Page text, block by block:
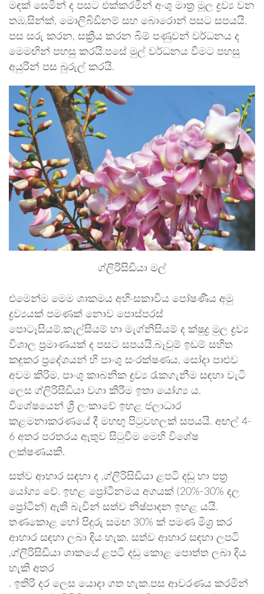
මඳක් සෙමින් ද පසට එක්කරමින් අංශු මාත්‍ර මූල ද්‍රව්‍ය වන
තඹ,සින්ක්, මොලිබිඩිනම් සහ බොරොන් පසට සපයයි.
පස සරු කරන, සක්‍රීය කරන බිම් පණුවන් වර්ධනය ද
මෙමඟින් පහසු කරයි.පසේ මුල් වර්ධනය වීමට පහසු
අයුරින් පස බුරුල් කරයි.
ග්ලිරිසිඩියා මල්
එමෙන්ම මෙම ශාකමය අහිංසකාවිය පෝෂණීය අමු
ද්‍රව්‍යයක් පමණක් නොව පොස්පරස්
පොටෑසියම්,කැල්සියම් හා මැග්නිසියම් ද ක්ෂුද්‍ර මුල ද්‍රව්‍ය
විශාල ප්‍රමාණයක් ද පසට සපයයි.බෑවුම් ඉඩම් සහිත
කඳුකර ප්‍රදේශයන් හි පාංශු සංරක්ෂණය, සෝදා පාළුව
අවම කිරිම, පාංශු කාබනික ද්‍රව්‍ය රැකගැනීම සඳහා වැටි
ලෙස ග්ලිරිසිඩියා වගා කිරීම ඉතා යෝග්‍ය ය.
විශේෂයෙන් ශ්‍රී ලංකාවේ ඉහළ ජලාධාර
කළමනාකරණයේ දී මහඟු පිටුවහලක් සපයයි. අඟල් 4-
6 අතර පරතරය ඇතුව සිටුවීම මෙහි විශේෂ
ලක්ෂණයකි.
සත්ව ආහාර සඳහා ද ,ග්ලිරිසිඩියා ළපටි දඬු හා පත්‍ර
යෝග්‍ය වේ. ඉහළ ප්‍රෝටීනමය අගයක් (20%-30% දල
ප්‍රෝටීන්) ඇති බැවින් සත්ව නිෂ්පාදන ඉහළ යයි.
තණකොළ හෝ පිදුරු සමඟ 30% ක් පමණ මිශ්‍ර කර
ආහාර සඳහා ලබා දිය හැක. සත්ව ආහාර සඳහා ලපටි
,ග්ලිරිසිඩියා ශාකයේ ළපටි දඬු කොළ පොත්ත ලබා දිය
හැකි අතර
. ඉතිරි දර ලෙස යොදා ගත හැක.පස ආවරණය කරමින්